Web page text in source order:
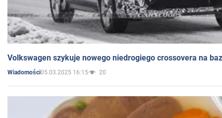
Volkswagen szykuje nowego niedrogiego crossovera na
Wiadomości05.03.2025 16:15 20